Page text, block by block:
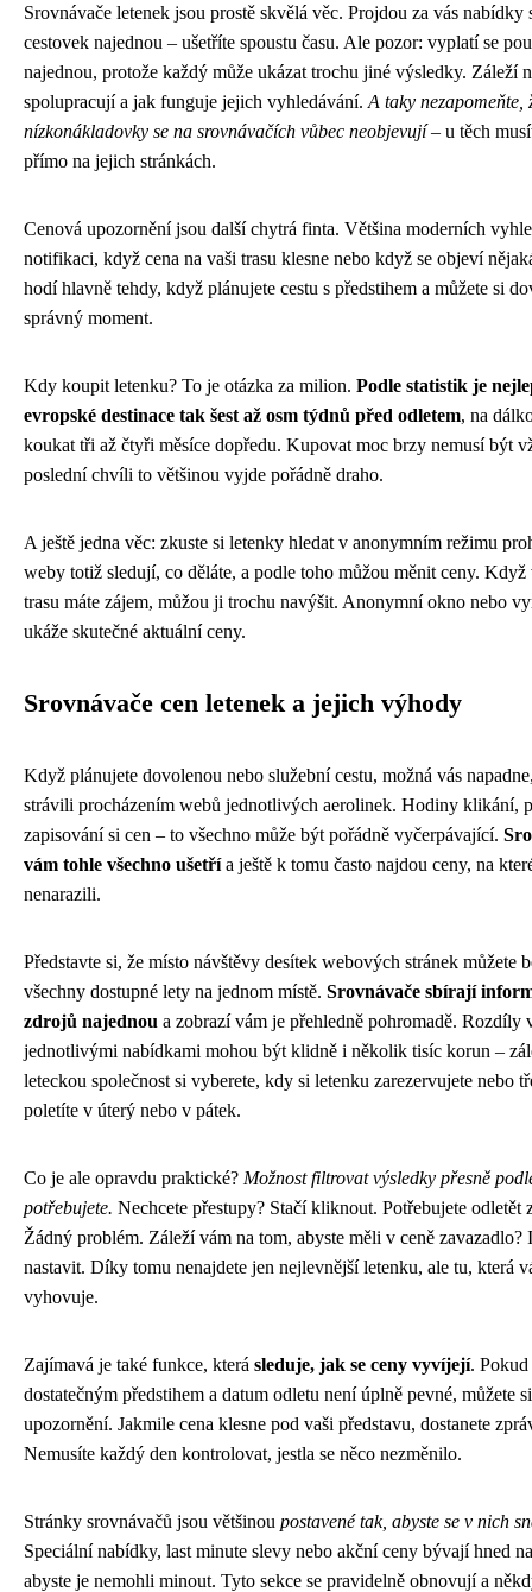
Srovnávače letenek jsou prostě skvělá věc. Projdou za vás nabídky
cestovek najednou – ušetříte spoustu času. Ale pozor: vyplatí se
najednou, protože každý může ukázat trochu jiné výsledky. Záleží
spolupracují a jak funguje jejich vyhledávání. A taky nezapomeňte,
nízkonákladovky se na srovnávačích vůbec neobjevují– u těch
přímo na jejich stránkách.
Cenová upozornění jsou další chytrá finta. Většina moderních
notifikaci, když cena na vaši trasu klesne nebo když se objeví
hodí hlavně tehdy, když plánujete cestu s předstihem a můžete si
správný moment.
Kdy koupit letenku? To je otázka za milion. Podle statistik je
evropské destinace tak šest až osm týdnů před odletem, na
koukat tři až čtyři měsíce dopředu. Kupovat moc brzy nemusí být
poslední chvíli to většinou vyjde pořádně draho.
A ještě jedna věc: zkuste si letenky hledat v anonymním režimu
weby totiž sledují, co děláte, a podle toho můžou měnit ceny.
trasu máte zájem, můžou ji trochu navýšit. Anonymní okno nebo
ukáže skutečné aktuální ceny.
Srovnávače cen letenek a jejich výhody
Když plánujete dovolenou nebo služební cestu, možná vás
strávili procházením webů jednotlivých aerolinek. Hodiny klikání,
zapisování si cen – to všechno může být pořádně vyčerpávající.
vám tohle všechno ušetřía ještě k tomu často najdou ceny, na
nenarazili.
Představte si, že místo návštěvy desítek webových stránek můžete
všechny dostupné lety na jednom místě. Srovnávače sbírají
zdrojů najednou a zobrazí vám je přehledně pohromadě. Rozdíly
jednotlivými nabídkami mohou být klidně i několik tisíc korun –
leteckou společnost si vyberete, kdy si letenku zarezervujete nebo
poletíte v úterý nebo v pátek.
Co je ale opravdu praktické? Možnost filtrovat výsledky přesně
potřebujete. Nechcete přestupy? Stačí kliknout. Potřebujete odletět
Žádný problém. Záleží vám na tom, abyste měli v ceně zavazadlo?
nastavit. Díky tomu nenajdete jen nejlevnější letenku, ale tu, která
vyhovuje.
Zajímavá je také funkce, která sleduje, jak se ceny vyvíjejí. Pokud
dostatečným předstihem a datum odletu není úplně pevné, můžete
upozornění. Jakmile cena klesne pod vaši představu, dostanete
Nemusíte každý den kontrolovat, jestla se něco nezměnilo.
Stránky srovnávačů jsou většinou postavené tak, abyste se v nich
Speciální nabídky, last minute slevy nebo akční ceny bývají hned
abyste je nemohli minout. Tyto sekce se pravidelně obnovují a